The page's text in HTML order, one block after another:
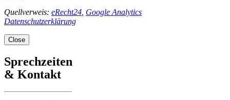
Quellverweis: eRecht24 Google Analytics
Datenschutzerklärung
Close
Sprechzeiten
& Kontakt